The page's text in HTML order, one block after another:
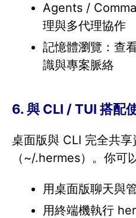
Agents /
理與多代理協作
記憶體瀏覽：查
識與專案脈絡
6. 與 CLI / TUI 搭配
桌面版與 CLI 完全共享
（~/.hermes）。你可
用桌面版聊天與
用終端機執行